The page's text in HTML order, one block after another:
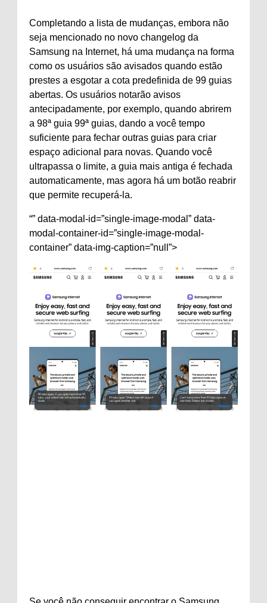
Completando a lista de mudanças, embora não
seja mencionado no novo changelog da
Samsung na Internet, há uma mudança na forma
como os usuários são avisados ​​quando estão
prestes a esgotar a cota predefinida de 99 guias
abertas. Os usuários notarão avisos
antecipadamente, por exemplo, quando abrirem
a 98ª guia 99ª guias, dando a você tempo
suficiente para fechar outras guias para criar
espaço adicional para novas. Quando você
ultrapassa o limite, a guia mais antiga é fechada
automaticamente, mas agora há um botão reabrir
que permite recuperá-la.
“” data-modal-id=”single-image-modal” data-
modal-container-id=”single-image-modal-
container” data-img-caption=”null”>